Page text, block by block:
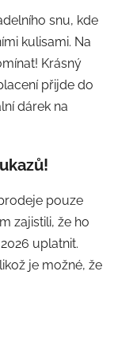
snu, kde
kulisami. Na
Krásný
přijde do
dárek na
pouze
zajistili, že ho
uplatnit.
je možné, že